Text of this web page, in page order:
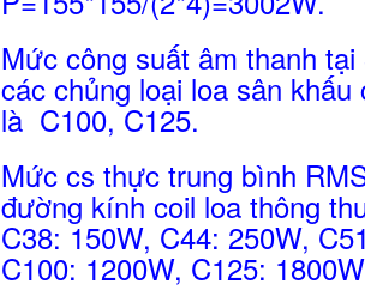
Mức công suất âm thanh
các chủng loại loa sân
là C100, C125.
Mức cs thực trung bình
đường kính coil loa thông
C38: 150W, C44: 250W,
C100: 1200W, C125: